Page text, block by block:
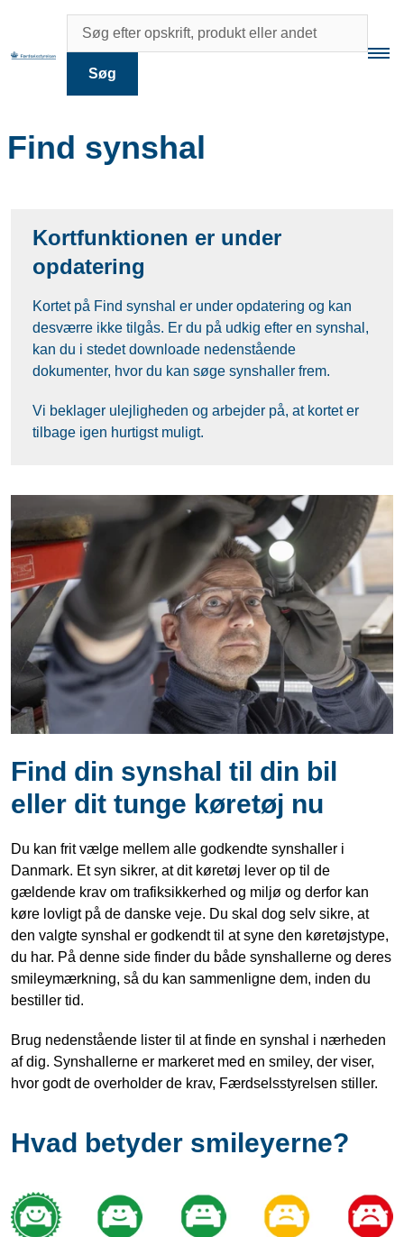
Søg
Find synshal
Kortfunktionen er under
opdatering
Kortet på Find synshal er under opdatering og kan
desværre ikke tilgås. Er du på udkig efter en synshal,
kan du i stedet downloade nedenstående
dokumenter, hvor du kan søge synshaller frem.
Vi beklager ulejligheden og arbejder på, at kortet er
tilbage igen hurtigst muligt.
Find din synshal til din bil
eller dit tunge køretøj nu
Du kan frit vælge mellem alle godkendte synshaller i
Danmark. Et syn sikrer, at dit køretøj lever op til de
gældende krav om trafiksikkerhed og miljø og derfor kan
køre lovligt på de danske veje. Du skal dog selv sikre, at
den valgte synshal er godkendt til at syne den køretøjstype,
du har. På denne side finder du både synshallerne og deres
smileymærkning, så du kan sammenligne dem, inden du
bestiller tid.
Brug nedenstående lister til at finde en synshal i nærheden
af dig. Synshallerne er markeret med en smiley, der viser,
hvor godt de overholder de krav, Færdselsstyrelsen stiller.
Hvad betyder smileyerne?